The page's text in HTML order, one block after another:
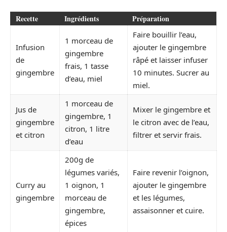
Recette Ingrédients Préparation
Infusion
de
gingembre
1 morceau de
gingembre
frais, 1 tasse
d’eau, miel
Faire bouillir l’eau,
ajouter le gingembre
râpé et laisser infuser
10 minutes. Sucrer au
miel.
Jus de
gingembre
et citron
1 morceau de
gingembre, 1
citron, 1 litre
d’eau
Mixer le gingembre et
le citron avec de l’eau,
filtrer et servir frais.
Curry au
gingembre
200g de
légumes variés,
1 oignon, 1
morceau de
gingembre,
épices
Faire revenir l’oignon,
ajouter le gingembre
et les légumes,
assaisonner et cuire.